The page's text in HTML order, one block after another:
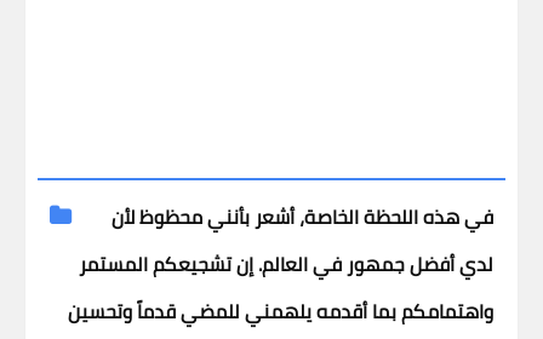
في هذه اللحظة الخاصة، أشعر بأنني محظوظ لأن
لدي أفضل جمهور في العالم. إن تشجيعكم المستمر
واهتمامكم بما أقدمه يلهمني للمضي قدماً وتحسين